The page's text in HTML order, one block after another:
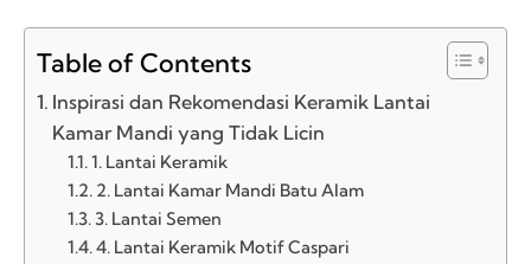
Table of Contents
Inspirasi dan Rekomendasi Keramik Lantai
Kamar Mandi yang Tidak Licin
1. Lantai Keramik
2. Lantai Kamar Mandi Batu Alam
3. Lantai Semen
4. Lantai Keramik Motif Caspari